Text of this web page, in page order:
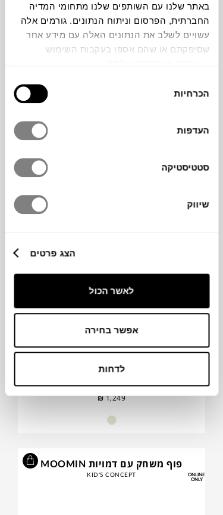
באתר שלנו עם השותפים שלנו מתחומי המדיה
החברתית, הפרסום וניתוח הנתונים. גורמים אלה
עשויים לשלב את הנתונים האלה עם מידע אחר
שסיפקתם או שהם אספו בעקבות השימוש
הסכמה
הכרחיות
העדפות
סטטיסטיקה
שיווק
הצג פרטים
לאשר הכול
אפשר בחירה
לדחות
ONLINE
ONLY
סירת משחק KIDS HUB
KID'S CONCEPT
₪1,249
ONLINE
ONLY
פוף משחק עם דמויות MOOMIN
KID'S CONCEPT